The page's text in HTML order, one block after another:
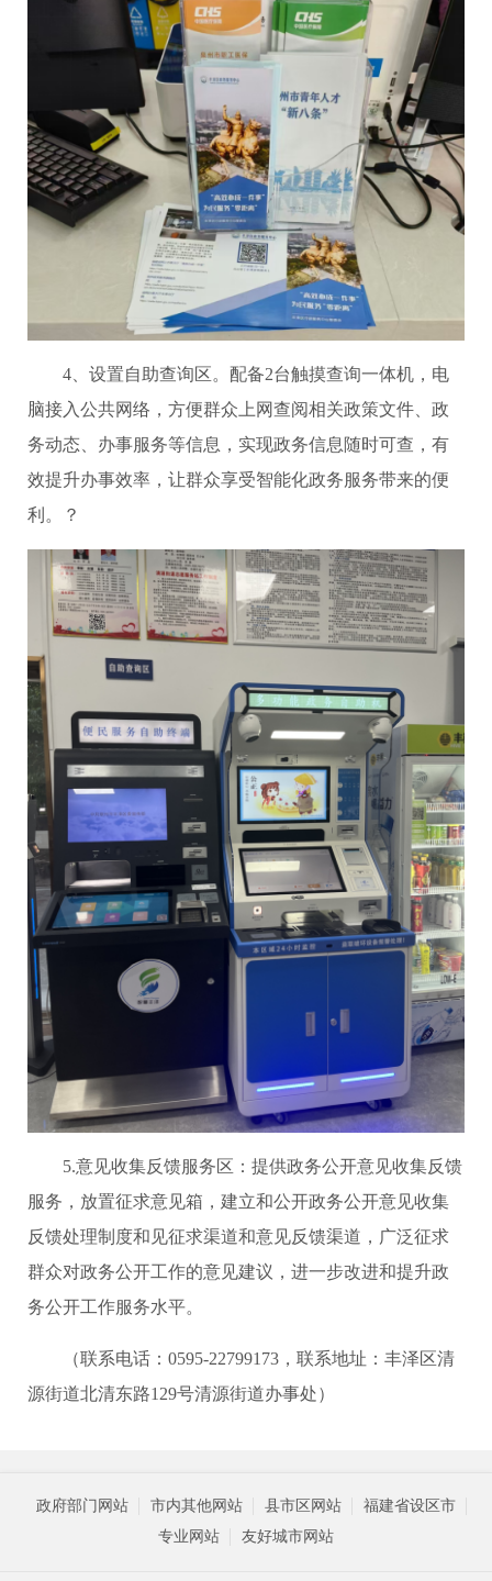
4、设置自助查询区。配备2台触摸查询一体机，电
脑接入公共网络，方便群众上网查阅相关政策文件、政
务动态、办事服务等信息，实现政务信息随时可查，有
效提升办事效率，让群众享受智能化政务服务带来的便
利。？
5.意见收集反馈服务区：提供政务公开意见收集反馈
服务，放置征求意见箱，建立和公开政务公开意见收集
反馈处理制度和见征求渠道和意见反馈渠道，广泛征求
群众对政务公开工作的意见建议，进一步改进和提升政
务公开工作服务水平。
（联系电话：0595-22799173，联系地址：丰泽区清
源街道北清东路129号清源街道办事处）
政府部门网站 市内其他网站 县市区网站
福建省设区市
专业网站
友好城市网站